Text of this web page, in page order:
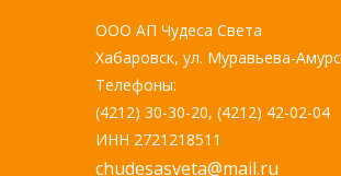
ООО АП Чудеса Света
Хабаровск, ул. Муравьева-
Телефоны:
(4212) 30-30-20, (4212) 42-02-04
ИНН 2721218511
chudesasveta@mail.ru